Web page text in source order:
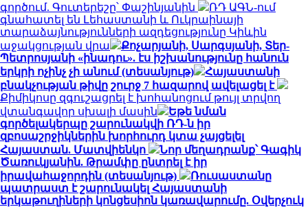
գործում. Գուտերեշը՝ Փաշինյանին
ՌԴ ԱԳՆ-ում
գնահատել են Լեհաստանի և Ուկրաինայի
տարաձայնությունների ազդեցությունը Կիևին
աջակցության վրա
Քոչարյանի, Սարգսյանի, Տեր-
Պետրոսյանի «ինադու». էս իշխանությունը հանուն
երկրի ոչինչ չի անում (տեսանյութ)
Հայաստանի
բնակչության թիվը շուրջ 7 հազարով ավելացել է
Քիմիկոսը զգուշացրել է խոհանոցում թույլ տրվող
վտանգավոր սխալի մասին
Եթե նման
գործելակերպը շարունակվի ՌԴ-ն իր
զբոսաշրջիկներին խորհուրդ կտա չայցելել
Հայաստան. Մատվիենկո
Նոր մեղադրանք՝ Գագիկ
Ծառուկյանին. Թրամփը ընտրել է իր
իրավահաջորդին (տեսանյութ)
Ռուսաստանը
պատրաստ է շարունակել Հայաստանի
երկաթուղիների կոնցեսիոն կառավարումը. Օվերչուկ